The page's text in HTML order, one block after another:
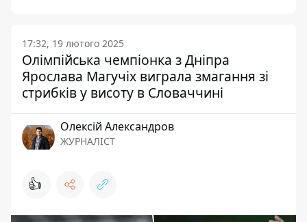
17:32, 19 лютого 2025
Олімпійська чемпіонка з Дніпра
Ярослава Магучіх виграла змагання зі
стрибків у висоту в Словаччині
Олексій Александров
ЖУРНАЛІСТ
👍